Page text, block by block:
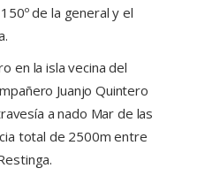
de la general y el
en la isla vecina del
Juanjo Quintero
a nado Mar de las
total de 2500m entre